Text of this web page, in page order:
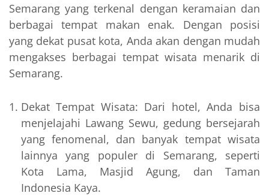
Semarang yang terkenal dengan keramaian dan
berbagai tempat makan enak. Dengan posisi
yang dekat pusat kota, Anda akan dengan mudah
mengakses berbagai tempat wisata menarik di
Semarang.
Dekat Tempat Wisata: Dari hotel, Anda bisa
menjelajahi Lawang Sewu, gedung bersejarah
yang fenomenal, dan banyak tempat wisata
lainnya yang populer di Semarang, seperti
Kota Lama, Masjid Agung, dan Taman
Indonesia Kaya.